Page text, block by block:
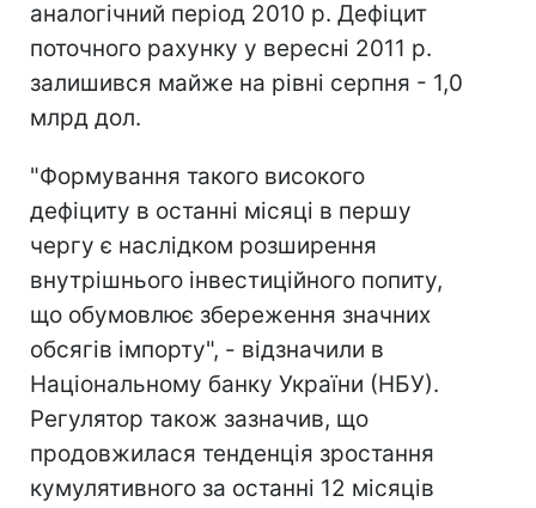
аналогічний період 2010 р. Дефіцит
поточного рахунку у вересні 2011 р.
залишився майже на рівні серпня - 1,0
млрд дол.
"Формування такого високого
дефіциту в останні місяці в першу
чергу є наслідком розширення
внутрішнього інвестиційного попиту,
що обумовлює збереження значних
обсягів імпорту", - відзначили в
Національному банку України (НБУ).
Регулятор також зазначив, що
продовжилася тенденція зростання
кумулятивного за останні 12 місяців